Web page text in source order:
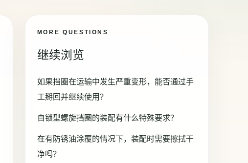
MORE QUESTIONS
继续浏览
如果挡圈在运输中发生严重变形，能否通过手
工掰回并继续使用？
自锁型螺旋挡圈的装配有什么特殊要求？
在有防锈油涂覆的情况下，装配时需要擦拭干
净吗？